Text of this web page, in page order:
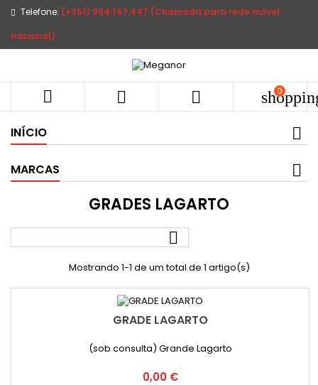
Telefone: (+351) 964 147 447 (Chamada para rede móvel
nacional)
   0
INÍCIO
MARCAS
GRADES LAGARTO

Mostrando 1-1 de um total de 1 artigo(s)
GRADE LAGARTO
(sob consulta) Grande Lagarto
Preço
0,00 €